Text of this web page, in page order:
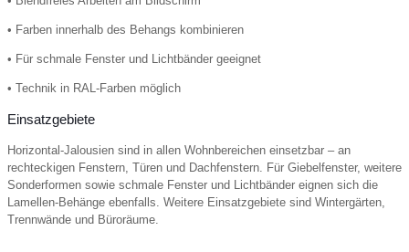
• Farben innerhalb des Behangs kombinieren
• Für schmale Fenster und Lichtbänder geeignet
• Technik in RAL-Farben möglich
Einsatzgebiete
Horizontal-Jalousien sind in allen Wohnbereichen einsetzbar – an
rechteckigen Fenstern, Türen und Dachfenstern. Für Giebelfenster, weitere
Sonderformen sowie schmale Fenster und Lichtbänder eignen sich die
Lamellen-Behänge ebenfalls. Weitere Einsatzgebiete sind Wintergärten,
Trennwände und Büroräume.